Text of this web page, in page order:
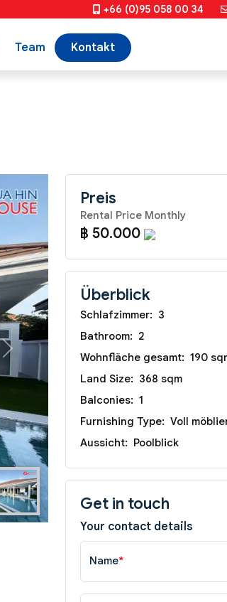
+66 (0)95 058 00 34
Team Kontakt
Next
Preis
Rental Price Monthly
฿ 50.000
Überblick
Schlafzimmer: 3
Bathroom: 2
Wohnfläche gesamt: 190
Land Size: 368 sqm
Balconies: 1
Furnishing Type: Voll
Aussicht: Poolblick
Get in touch
Your contact details
Name*